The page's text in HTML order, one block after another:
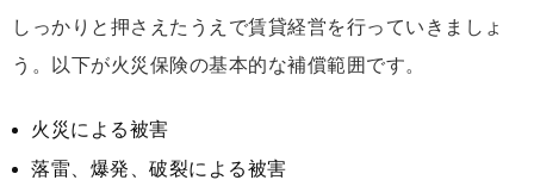
しっかりと押さえたうえで賃貸経営を行っていきましょ
う。以下が火災保険の基本的な補償範囲です。
火災による被害
落雷、爆発、破裂による被害